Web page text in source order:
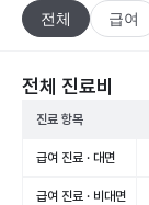
전체 급여
전체 진료비
진료 항목
급여 진료 · 대면
급여 진료 · 비대면